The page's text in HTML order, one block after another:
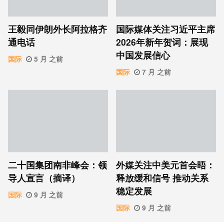
王毅同伊朗外长阿拉格齐
通电话
国际 5 月 之前
国际媒体关注习近平主席
2026年新年贺词：展现
中国发展信心
国际 7 月 之前
二十国集团南非峰会：领
导人宣言（摘译）
国际 9 月 之前
外媒关注中美元首会晤：
释放缓和信号 推动关系
稳定发展
国际 9 月 之前